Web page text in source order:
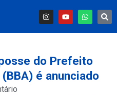
do Prefeito
é anunciado